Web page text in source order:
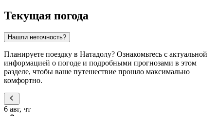
Текущая погода
Нашли неточность?
Планируете поездку в Натадолу? Ознакомьтесь с актуальной
информацией о погоде и подробными прогнозами в этом
разделе, чтобы ваше путешествие прошло максимально
комфортно.
6 авг, чт